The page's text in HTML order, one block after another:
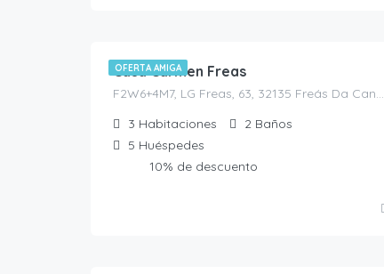
OFERTA AMIGA
Casa Carmen Freas
F2W6+4M7, LG Freas, 63, 32135 Freás Da Canda, Ourense, España, Piñor, Casas rurales en Ourense, España
3 Habitaciones 2 Baños
5 Huéspedes
10% de descuento